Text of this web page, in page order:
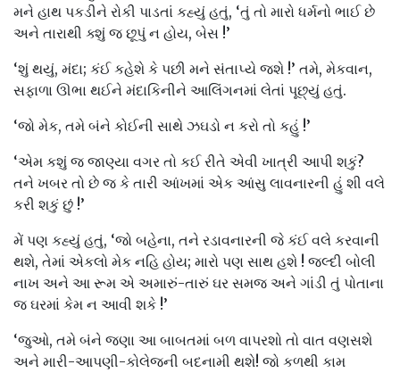
મને હાથ પકડીને રોકી પાડતાં કહ્યું હતું, ‘તું તો મારો ધર્મનો ભાઈ છે
અને તારાથી ક્શું જ છૂપું ન હોય, બેસ !’
‘શું થયું, મંદા; કંઈ કહેશે કે પછી મને સંતાપ્યે જશે !’ તમે, મેકવાન,
સફાળા ઊભા થઈને મંદાકિનીને આલિંગનમાં લેતાં પૂછ્યું હતું.
‘જો મેક, તમે બંને કોઈની સાથે ઝઘડો ન કરો તો કહું !’
‘એમ કશું જ જાણ્યા વગર તો કઈ રીતે એવી ખાત્રી આપી શકું?
તને ખબર તો છે જ કે તારી આંખમાં એક આંસુ લાવનારની હું શી વલે
કરી શકું છું !’
મેં પણ કહ્યું હતું, ‘જો બહેના, તને રડાવનારની જે કંઈ વલે કરવાની
થશે, તેમાં એકલો મેક નહિ હોય; મારો પણ સાથ હશે ! જલ્દી બોલી
નાખ અને આ રૂમ એ અમારું-તારું ઘર સમજ અને ગાંડી તું પોતાના
જ ઘરમાં કેમ ન આવી શકે !’
‘જુઓ, તમે બંને જણા આ બાબતમાં બળ વાપરશો તો વાત વણસશે
અને મારી-આપણી-કોલેજની બદનામી થશે! જો કળથી કામ